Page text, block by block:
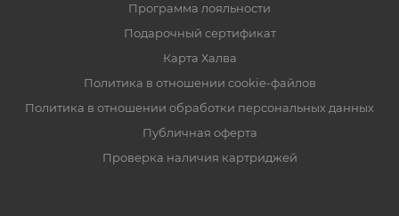
Программа лояльности
Подарочный сертификат
Карта Халва
Политика в отношении cookie-файлов
Политика в отношении обработки персональных данных
Публичная оферта
Проверка наличия картриджей